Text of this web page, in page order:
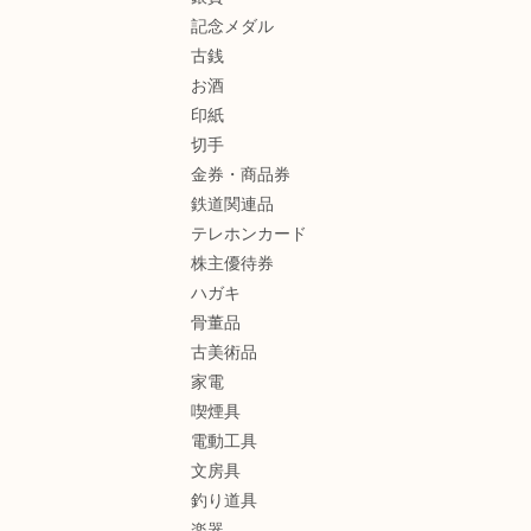
記念メダル
古銭
お酒
印紙
切手
金券・商品券
鉄道関連品
テレホンカード
株主優待券
ハガキ
骨董品
古美術品
家電
喫煙具
電動工具
文房具
釣り道具